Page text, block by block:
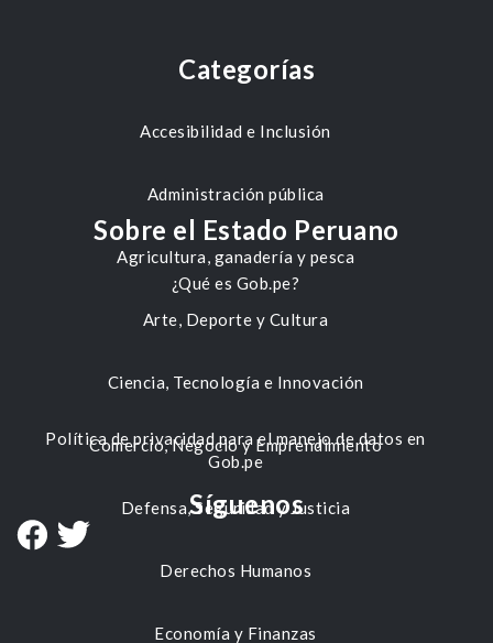
Categorías
Accesibilidad e Inclusión
Administración pública
Agricultura, ganadería y pesca
Arte, Deporte y Cultura
Ciencia, Tecnología e Innovación
Comercio, Negocio y Emprendimiento
Defensa, Seguridad y Justicia
Derechos Humanos
Economía y Finanzas
Sobre el Estado Peruano
¿Qué es Gob.pe?
Política de privacidad para el manejo de datos en
Gob.pe
Síguenos